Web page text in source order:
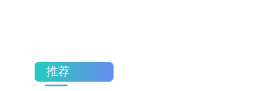
推荐